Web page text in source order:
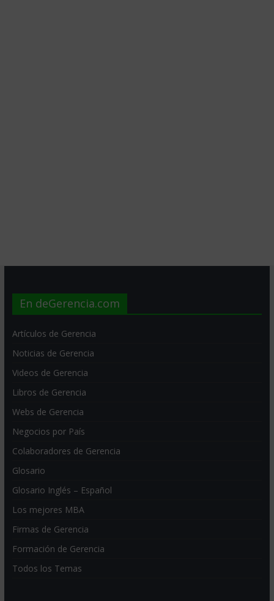
En deGerencia.com
Artículos de Gerencia
Noticias de Gerencia
Videos de Gerencia
Libros de Gerencia
Webs de Gerencia
Negocios por País
Colaboradores de Gerencia
Glosario
Glosario Inglés – Español
Los mejores MBA
Firmas de Gerencia
Formación de Gerencia
Todos los Temas